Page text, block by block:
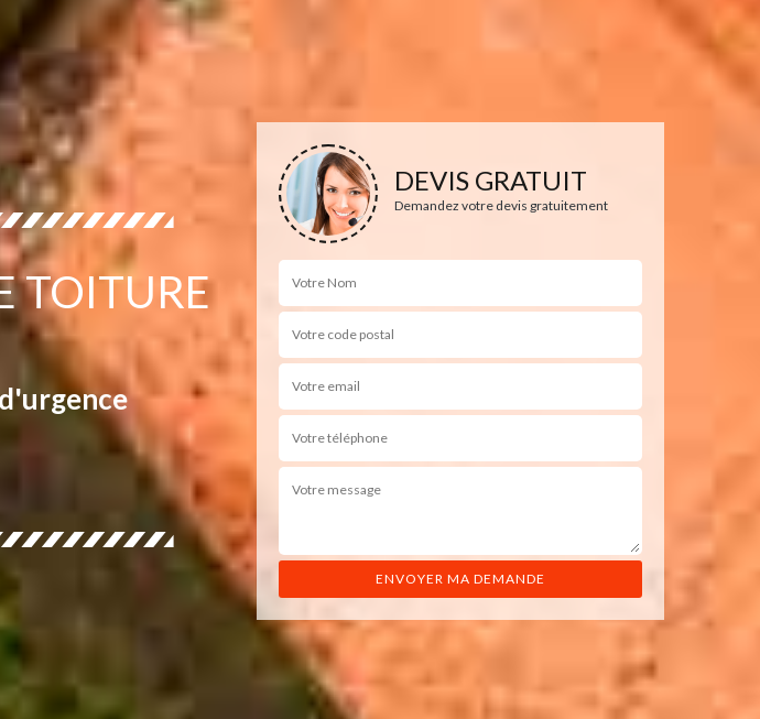
TOITURE
DEVIS GRATUIT
Demandez votre devis gratuitement